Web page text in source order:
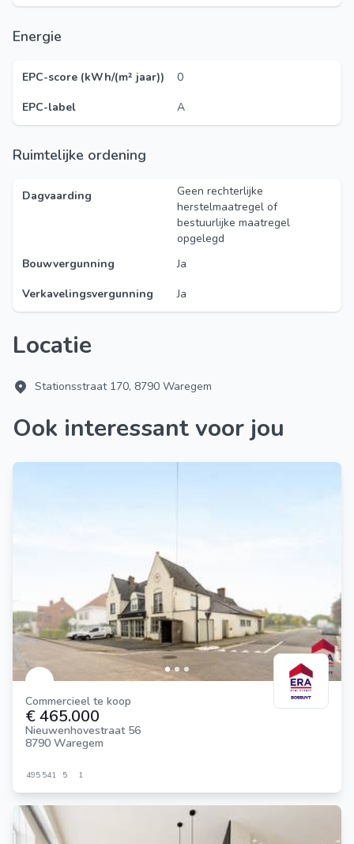
Energie
EPC-score (kWh/(m² jaar))
0
EPC-label
A
Ruimtelijke ordening
Dagvaarding
Geen rechterlijke
herstelmaatregel of
bestuurlijke maatregel
opgelegd
Bouwvergunning
Ja
Verkavelingsvergunning
Ja
Locatie
Stationsstraat 170, 8790 Waregem
Ook interessant voor jou
Commercieel te koop
€ 465.000
Nieuwenhovestraat 56
8790 Waregem
495 541 5 1